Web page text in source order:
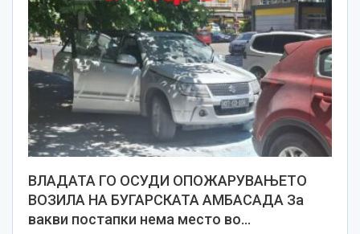
ВЛАДАТА ГО ОСУДИ ОПОЖАРУВАЊЕТО
ВОЗИЛА НА БУГАРСКАТА АМБАСАДА За
вакви постапки нема место во…